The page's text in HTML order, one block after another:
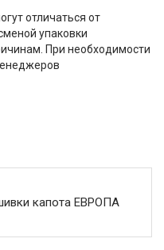
отличаться от
упаковки
При необходимости
капота ЕВРОПА